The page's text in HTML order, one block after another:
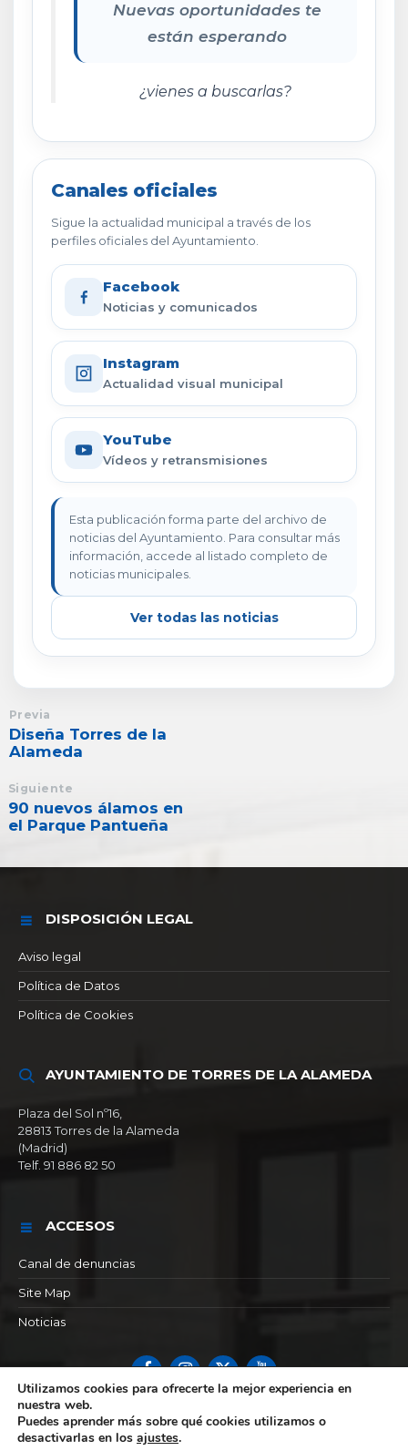
Nuevas oportunidades te
están esperando
¿vienes a buscarlas?
Canales oficiales
Sigue la actualidad municipal a través de los
perfiles oficiales del Ayuntamiento.
Facebook
Noticias y comunicados
Instagram
Actualidad visual municipal
YouTube
Vídeos y retransmisiones
Esta publicación forma parte del archivo de
noticias del Ayuntamiento. Para consultar más
información, accede al listado completo de
noticias municipales.
Ver todas las noticias
Previa
Diseña Torres de la
Alameda
Siguiente
90 nuevos álamos en
el Parque Pantueña
DISPOSICIÓN LEGAL
Aviso legal
Política de Datos
Política de Cookies
AYUNTAMIENTO DE TORRES DE LA ALAMEDA
Plaza del Sol nº16,
28813 Torres de la Alameda
(Madrid)
Telf. 91 886 82 50
ACCESOS
Canal de denuncias
Site Map
Noticias
FacebookInstagram
X YouTube
Utilizamos cookies para ofrecerte la mejor experiencia en
nuestra web.
Puedes aprender más sobre qué cookies utilizamos o
desactivarlas en los ajustes.